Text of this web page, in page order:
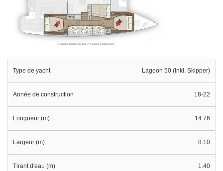
Type de yacht Lagoon 50 (Inkl. Skipper)
Année de construction 18-22
Longueur (m) 14.76
Largeur (m) 8.10
Tirant d'eau (m) 1.40